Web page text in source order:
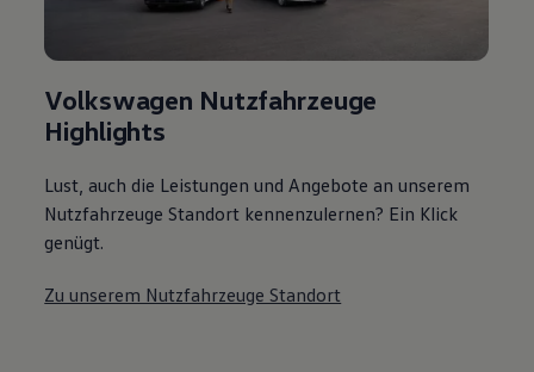
Volkswagen Nutzfahrzeuge
Highlights
Lust, auch die Leistungen und Angebote an unserem
Nutzfahrzeuge Standort kennenzulernen? Ein Klick
genügt.
Zu unserem Nutzfahrzeuge Standort